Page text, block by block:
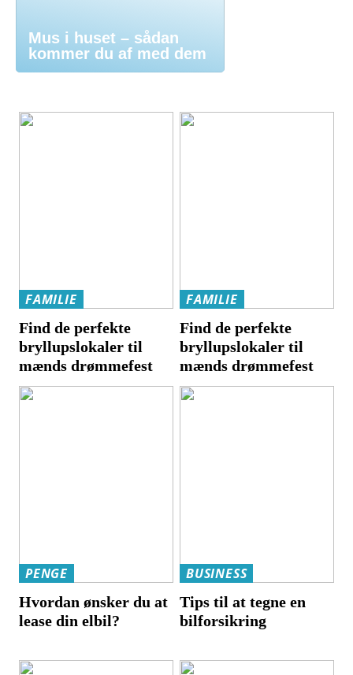
Mus i huset – sådan
kommer du af med dem
FAMILIE
Find de perfekte
bryllupslokaler til
mænds drømmefest
FAMILIE
Find de perfekte
bryllupslokaler til
mænds drømmefest
PENGE
Hvordan ønsker du at
lease din elbil?
BUSINESS
Tips til at tegne en
bilforsikring